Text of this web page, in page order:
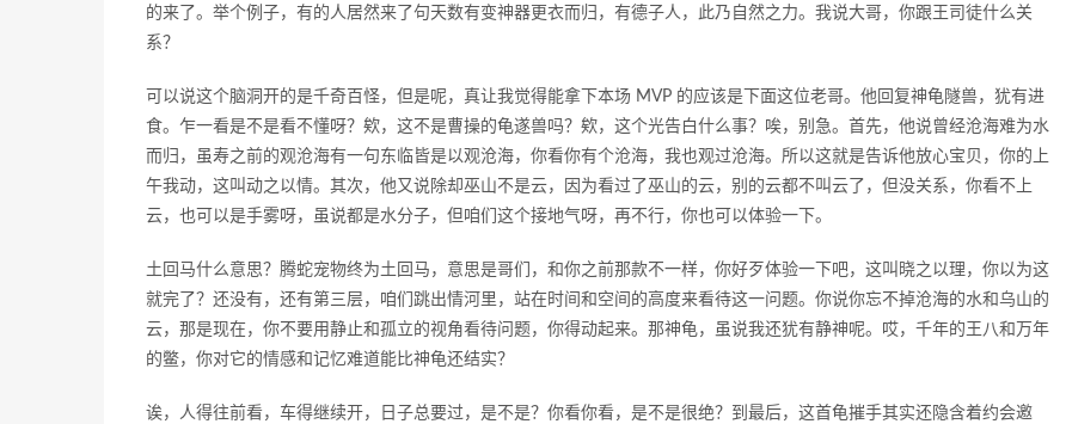
的来了。举个例子，有的人居然来了句天数有变神器更衣而归，有德子人，此乃自然之力。我说大哥，你跟王司徒什么关
系？
可以说这个脑洞开的是千奇百怪，但是呢，真让我觉得能拿下本场 MVP 的应该是下面这位老哥。他回复神龟隧兽，犹有进
食。乍一看是不是看不懂呀？欸，这不是曹操的龟遂兽吗？欸，这个光告白什么事？唉，别急。首先，他说曾经沧海难为水
而归，虽寿之前的观沧海有一句东临皆是以观沧海，你看你有个沧海，我也观过沧海。所以这就是告诉他放心宝贝，你的上
午我动，这叫动之以情。其次，他又说除却巫山不是云，因为看过了巫山的云，别的云都不叫云了，但没关系，你看不上
云，也可以是手雾呀，虽说都是水分子，但咱们这个接地气呀，再不行，你也可以体验一下。
土回马什么意思？腾蛇宠物终为土回马，意思是哥们，和你之前那款不一样，你好歹体验一下吧，这叫晓之以理，你以为这
就完了？还没有，还有第三层，咱们跳出情河里，站在时间和空间的高度来看待这一问题。你说你忘不掉沧海的水和乌山的
云，那是现在，你不要用静止和孤立的视角看待问题，你得动起来。那神龟，虽说我还犹有静神呢。哎，千年的王八和万年
的鳖，你对它的情感和记忆难道能比神龟还结实？
诶，人得往前看，车得继续开，日子总要过，是不是？你看你看，是不是很绝？到最后，这首龟摧手其实还隐含着约会邀